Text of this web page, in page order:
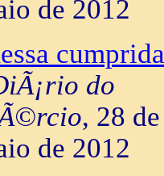
de 2012
cumprida
do
, 28 de
de 2012